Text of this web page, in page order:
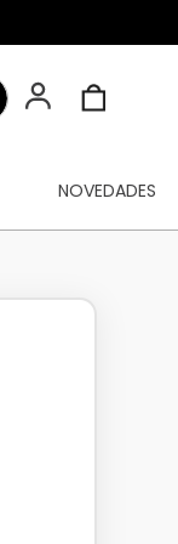
NOVEDADES